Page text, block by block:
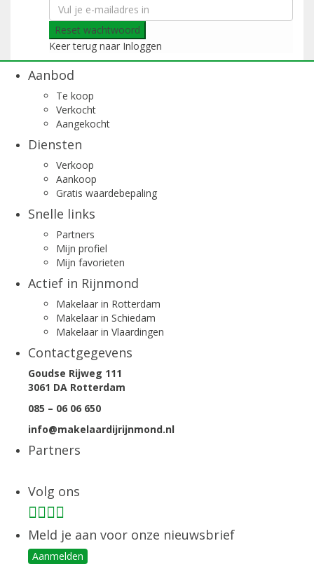
Reset wachtwoord
Keer terug naar Inloggen
Aanbod
Te koop
Verkocht
Aangekocht
Diensten
Verkoop
Aankoop
Gratis waardebepaling
Snelle links
Partners
Mijn profiel
Mijn favorieten
Actief in Rijnmond
Makelaar in Rotterdam
Makelaar in Schiedam
Makelaar in Vlaardingen
Contactgegevens
Goudse Rijweg 111
3061 DA Rotterdam
085 – 06 06 650
info@makelaardijrijnmond.nl
Partners
Volg ons
Meld je aan voor onze nieuwsbrief
Aanmelden